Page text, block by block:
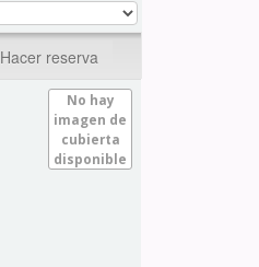
Hacer reserva
No hay
imagen de
cubierta
disponible